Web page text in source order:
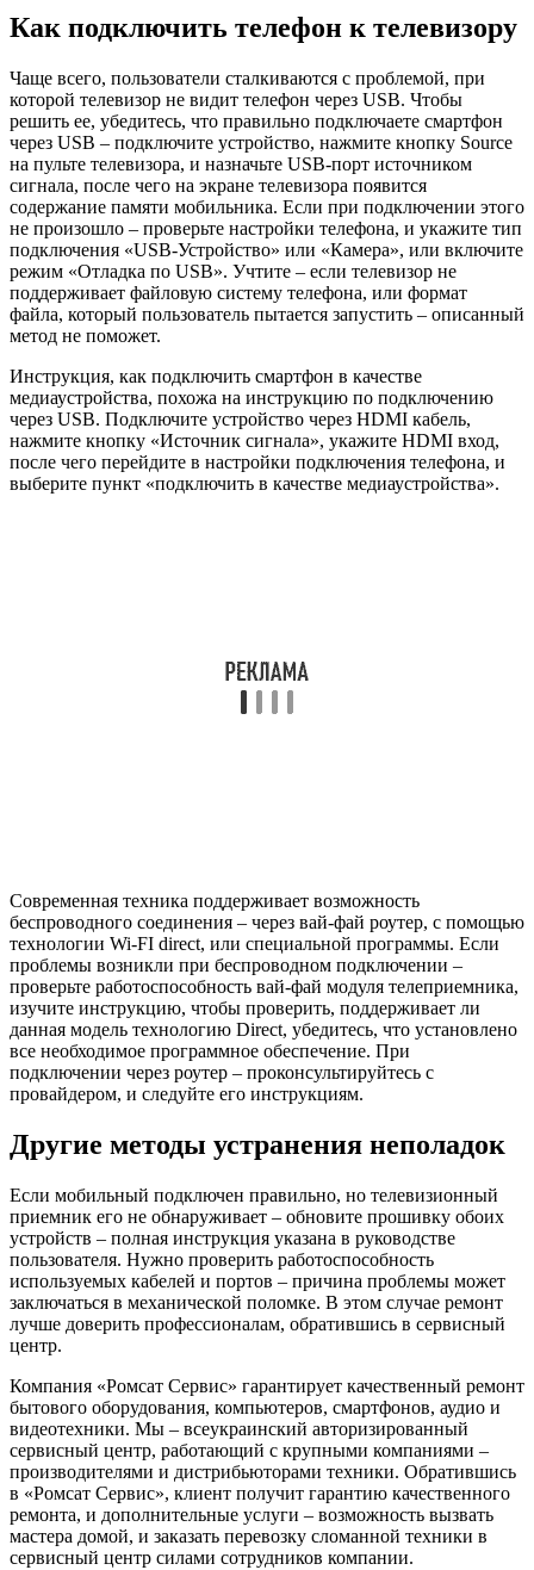
Как подключить телефон к телевизору
Чаще всего, пользователи сталкиваются с проблемой, при
которой телевизор не видит телефон через USB. Чтобы
решить ее, убедитесь, что правильно подключаете смартфон
через USB – подключите устройство, нажмите кнопку Source
на пульте телевизора, и назначьте USB-порт источником
сигнала, после чего на экране телевизора появится
содержание памяти мобильника. Если при подключении этого
не произошло – проверьте настройки телефона, и укажите тип
подключения «USB-Устройство» или «Камера», или включите
режим «Отладка по USB». Учтите – если телевизор не
поддерживает файловую систему телефона, или формат
файла, который пользователь пытается запустить – описанный
метод не поможет.
Инструкция, как подключить смартфон в качестве
медиаустройства, похожа на инструкцию по подключению
через USB. Подключите устройство через HDMI кабель,
нажмите кнопку «Источник сигнала», укажите HDMI вход,
после чего перейдите в настройки подключения телефона, и
выберите пункт «подключить в качестве медиаустройства».
Современная техника поддерживает возможность
беспроводного соединения – через вай-фай роутер, с помощью
технологии Wi-FI direct, или специальной программы. Если
проблемы возникли при беспроводном подключении –
проверьте работоспособность вай-фай модуля телеприемника,
изучите инструкцию, чтобы проверить, поддерживает ли
данная модель технологию Direct, убедитесь, что установлено
все необходимое программное обеспечение. При
подключении через роутер – проконсультируйтесь с
провайдером, и следуйте его инструкциям.
Другие методы устранения неполадок
Если мобильный подключен правильно, но телевизионный
приемник его не обнаруживает – обновите прошивку обоих
устройств – полная инструкция указана в руководстве
пользователя. Нужно проверить работоспособность
используемых кабелей и портов – причина проблемы может
заключаться в механической поломке. В этом случае ремонт
лучше доверить профессионалам, обратившись в сервисный
центр.
Компания «Ромсат Сервис» гарантирует качественный ремонт
бытового оборудования, компьютеров, смартфонов, аудио и
видеотехники. Мы – всеукраинский авторизированный
сервисный центр, работающий с крупными компаниями –
производителями и дистрибьюторами техники. Обратившись
в «Ромсат Сервис», клиент получит гарантию качественного
ремонта, и дополнительные услуги – возможность вызвать
мастера домой, и заказать перевозку сломанной техники в
сервисный центр силами сотрудников компании.